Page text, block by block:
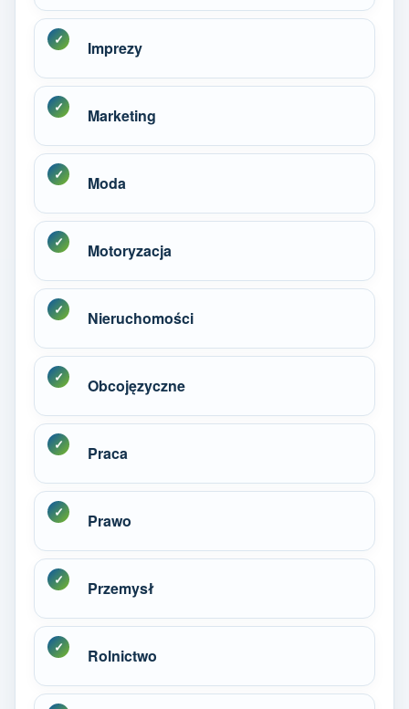
Imprezy
Marketing
Moda
Motoryzacja
Nieruchomości
Obcojęzyczne
Praca
Prawo
Przemysł
Rolnictwo